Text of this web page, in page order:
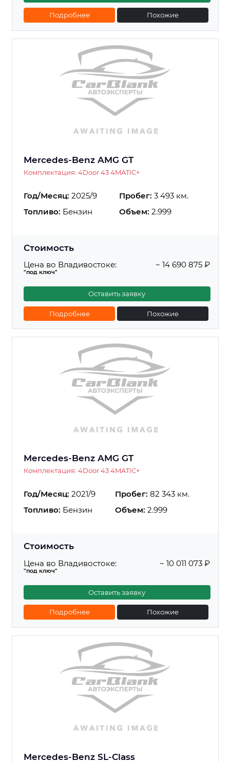
Подробнее Похожие
Mercedes-Benz AMG GT
Комплектация: 4Door 43 4MATIC+
Год/Месяц: 2025/9 Пробег: 3 493 км.
Топливо: Бензин Объем: 2.999
Стоимость
Цена во Владивостоке:
"под ключ"
~ 14 690 875 ₽
Оставить заявку
Подробнее Похожие
Mercedes-Benz AMG GT
Комплектация: 4Door 43 4MATIC+
Год/Месяц: 2021/9 Пробег: 82 343 км.
Топливо: Бензин Объем: 2.999
Стоимость
Цена во Владивостоке:
"под ключ"
~ 10 011 073 ₽
Оставить заявку
Подробнее Похожие
Mercedes-Benz SL-Class